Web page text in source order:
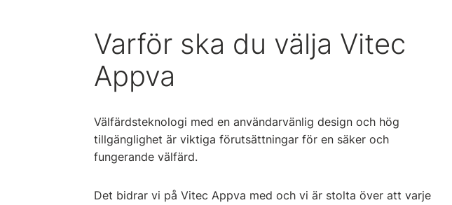
Varför ska du välja Vitec
Appva
Välfärdsteknologi med en användarvänlig design och hög
tillgänglighet är viktiga förutsättningar för en säker och
fungerande välfärd.
Det bidrar vi på Vitec Appva med och vi är stolta över att varje